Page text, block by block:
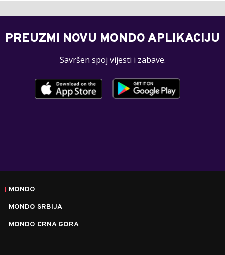
PREUZMI NOVU MONDO APLIKACIJU
Savršen spoj vijesti i zabave.
MONDO
MONDO SRBIJA
MONDO CRNA GORA